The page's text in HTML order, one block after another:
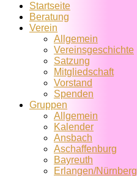
Startseite
Beratung
Verein
Allgemein
Vereins­geschichte
Satzung
Mitglied­schaft
Vorstand
Spenden
Gruppen
Allgemein
Kalender
Ansbach
Aschaffenburg
Bayreuth
Erlangen/Nürnberg